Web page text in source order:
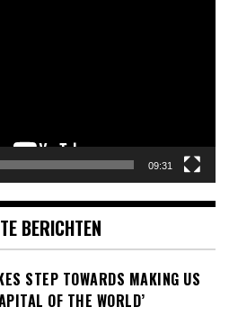
09:31
BERICHTEN
STEP TOWARDS MAKING US
OF THE WORLD’